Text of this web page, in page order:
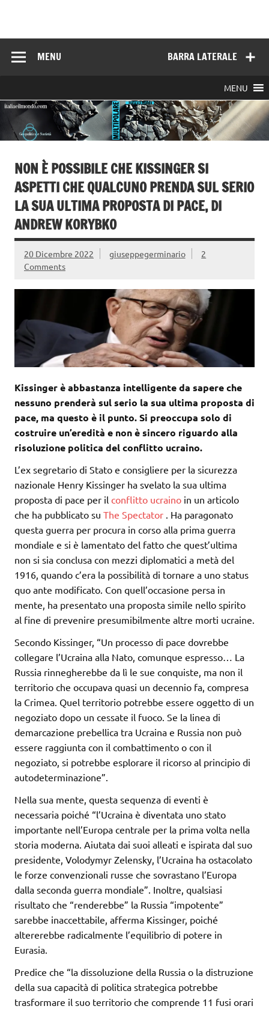
BARRA LATERALE
MENU
MENU
NON È POSSIBILE CHE KISSINGER SI
ASPETTI CHE QUALCUNO PRENDA SUL SERIO
LA SUA ULTIMA PROPOSTA DI PACE, DI
ANDREW KORYBKO
20 Dicembre 2022 giuseppegerminario
2
Comments
Kissinger è abbastanza intelligente da sapere che
nessuno prenderà sul serio la sua ultima proposta di
pace, ma questo è il punto. Si preoccupa solo di
costruire un’eredità e non è sincero riguardo alla
risoluzione politica del conflitto ucraino.
L’ex segretario di Stato e consigliere per la sicurezza
nazionale Henry Kissinger ha svelato la sua ultima
proposta di pace per il conflitto ucraino in un articolo
che ha pubblicato su The Spectator . Ha paragonato
questa guerra per procura in corso alla prima guerra
mondiale e si è lamentato del fatto che quest’ultima
non si sia conclusa con mezzi diplomatici a metà del
1916, quando c’era la possibilità di tornare a uno status
quo ante modificato. Con quell’occasione persa in
mente, ha presentato una proposta simile nello spirito
al fine di prevenire presumibilmente altre morti ucraine.
Secondo Kissinger, “Un processo di pace dovrebbe
collegare l’Ucraina alla Nato, comunque espresso… La
Russia rinnegherebbe da lì le sue conquiste, ma non il
territorio che occupava quasi un decennio fa, compresa
la Crimea. Quel territorio potrebbe essere oggetto di un
negoziato dopo un cessate il fuoco. Se la linea di
demarcazione prebellica tra Ucraina e Russia non può
essere raggiunta con il combattimento o con il
negoziato, si potrebbe esplorare il ricorso al principio di
autodeterminazione”.
Nella sua mente, questa sequenza di eventi è
necessaria poiché “l’Ucraina è diventata uno stato
importante nell’Europa centrale per la prima volta nella
storia moderna. Aiutata dai suoi alleati e ispirata dal suo
presidente, Volodymyr Zelensky, l’Ucraina ha ostacolato
le forze convenzionali russe che sovrastano l’Europa
dalla seconda guerra mondiale”. Inoltre, qualsiasi
risultato che “renderebbe” la Russia “impotente”
sarebbe inaccettabile, afferma Kissinger, poiché
altererebbe radicalmente l’equilibrio di potere in
Eurasia.
Predice che “la dissoluzione della Russia o la distruzione
della sua capacità di politica strategica potrebbe
trasformare il suo territorio che comprende 11 fusi orari